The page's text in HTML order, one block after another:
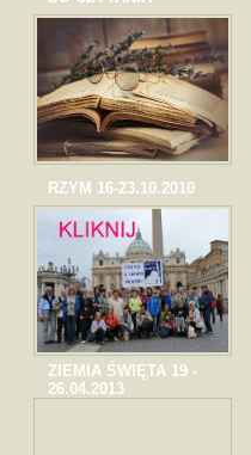
RZYM 16-23.10.2010
ZIEMIA ŚWIĘTA 19 -
26.04.2013